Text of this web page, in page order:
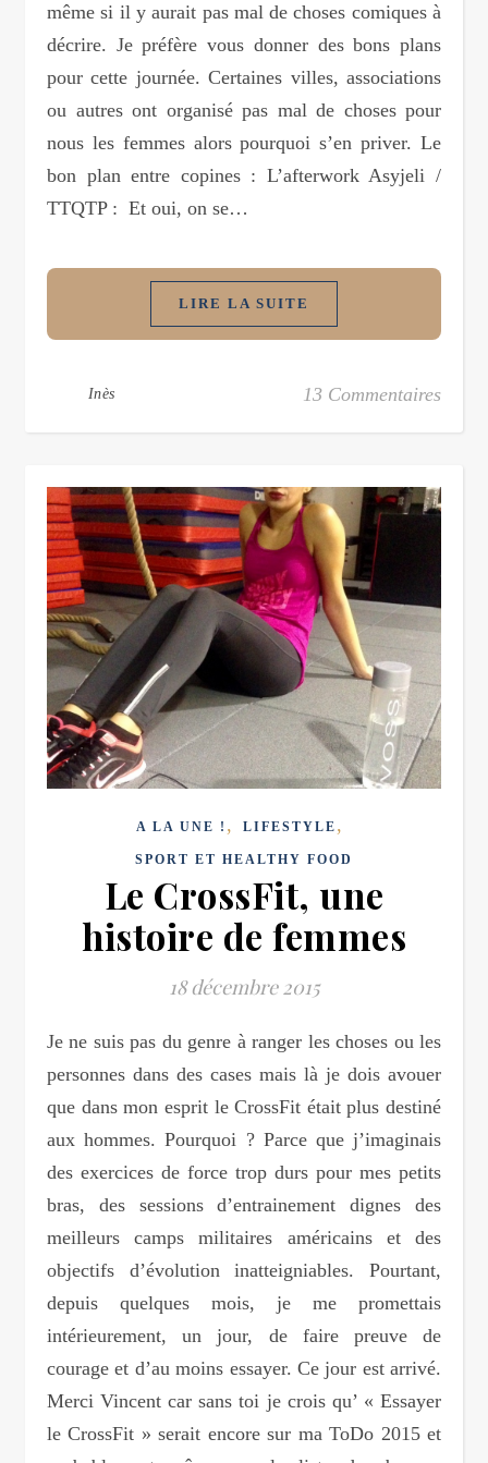
même si il y aurait pas mal de choses comiques à
décrire. Je préfère vous donner des bons plans
pour cette journée. Certaines villes, associations
ou autres ont organisé pas mal de choses pour
nous les femmes alors pourquoi s’en priver. Le
bon plan entre copines : L’afterwork Asyjeli /
TTQTP : Et oui, on se…
LIRE LA SUITE
Inès 13 Commentaires
A LA UNE ! , LIFESTYLE ,
SPORT ET HEALTHY FOOD
Le CrossFit, une
histoire de femmes
18 décembre 2015
Je ne suis pas du genre à ranger les choses ou les
personnes dans des cases mais là je dois avouer
que dans mon esprit le CrossFit était plus destiné
aux hommes. Pourquoi ? Parce que j’imaginais
des exercices de force trop durs pour mes petits
bras, des sessions d’entrainement dignes des
meilleurs camps militaires américains et des
objectifs d’évolution inatteigniables. Pourtant,
depuis quelques mois, je me promettais
intérieurement, un jour, de faire preuve de
courage et d’au moins essayer. Ce jour est arrivé.
Merci Vincent car sans toi je crois qu’ « Essayer
le CrossFit » serait encore sur ma ToDo 2015 et